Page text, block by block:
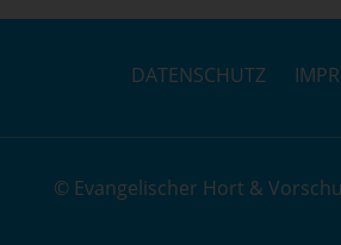
© Evangelischer Hort &
DATENSCHUTZ